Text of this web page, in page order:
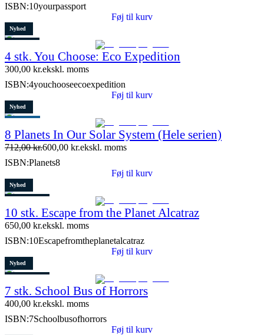
ISBN:10yourpassport
Føj til kurv
Nyhed
7 stk. tilbage
4 stk. You Choose: Eco Expedition
300,00 kr.ekskl. moms
ISBN:4youchooseecoexpedition
Føj til kurv
Nyhed
Tilbud
Restparti
15 stk. tilbage
8 Planets In Our Solar System (Hele serien)
712,00kr.600,00 kr.ekskl. moms
ISBN:Planets8
Føj til kurv
Nyhed
10 stk. Escape from the Planet Alcatraz
650,00 kr.ekskl. moms
ISBN:10Escapefromtheplanetalcatraz
Føj til kurv
Nyhed
7 stk. School Bus of Horrors
400,00 kr.ekskl. moms
ISBN:7Schoolbusofhorrors
Føj til kurv